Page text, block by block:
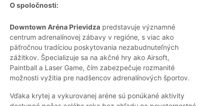
O spoločnosti:
Downtown Aréna Prievidza predstavuje významné
centrum adrenalínovej zábavy v regióne, s viac ako
päťročnou tradíciou poskytovania nezabudnuteľných
zážitkov. Špecializuje sa na akčné hry ako Airsoft,
Paintball a Laser Game, čím zabezpečuje rozmanité
možnosti vyžitia pre nadšencov adrenalínových športov.
Vďaka krytej a vykurovanej aréne sú ponúkané aktivity